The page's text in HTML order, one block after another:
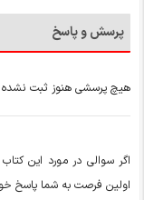
پرسش و پاسخ
هیچ پرسشی هنوز ثبت
اگر سوالی در مورد این
اولین فرصت به شما پاسخ